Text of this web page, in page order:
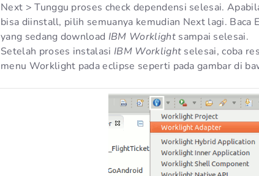
Next > Tunggu proses check dependensi selesai.
bisa diinstall, pilih semuanya kemudian Next lagi. Baca
yang sedang download IBM Worklightsampai selesai.
Setelah proses instalasi IBM Worklight selesai, coba
menu Worklight pada eclipse seperti pada gambar di